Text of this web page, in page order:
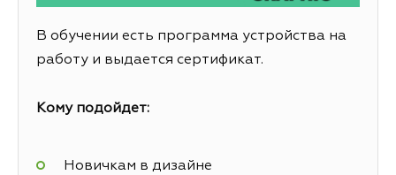
В обучении есть программа устройства на
работу и выдается сертификат.
Кому подойдет:
Новичкам в дизайне